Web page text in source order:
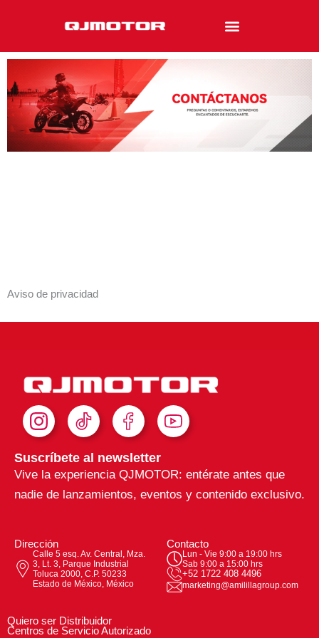
Aviso de privacidad
I
n
t
a
g
a
m
T
i
k
T
o
k
F
a
c
e
b
o
Y
o
t
u
b
Suscríbete al newsletter
Vive la experiencia QJMOTOR: entérate antes que
nadie de lanzamientos, eventos y contenido exclusivo.
Dirección
Calle 5 esq. Av. Central, Mza.
3, Lt. 3, Parque Industrial
Toluca 2000, C.P. 50233
Estado de México, México
Contacto
Lun - Vie 9:00 a 19:00 hrs
Sab 9:00 a 15:00 hrs
+52 1722 408 4496
marketing@amilillagroup.com
Quiero ser Distribuidor
Centros de Servicio Autorizado